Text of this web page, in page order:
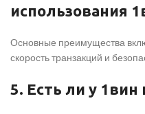
использования
Основные преимущества
скорость транзакций и
5. Есть ли у